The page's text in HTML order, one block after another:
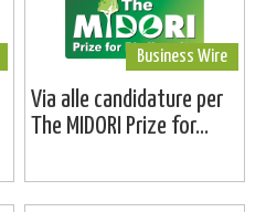
Business Wire
Via alle candidature per
The MIDORI Prize for...